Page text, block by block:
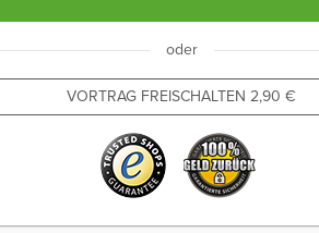
oder
VORTRAG FREISCHALTEN 2,90 €